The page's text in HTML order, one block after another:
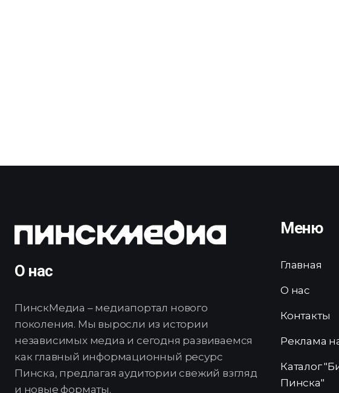
О нас
ПинскМедиа – медиапортал нового
поколения. Мы выросли из истории
независимых медиа и сегодня развиваемся
как главный информационный ресурс
Пинска, предлагая аудитории свежий взгляд
и новые форматы.
Меню
Главная
О нас
Контакты
Реклама
Каталог
Пинска"